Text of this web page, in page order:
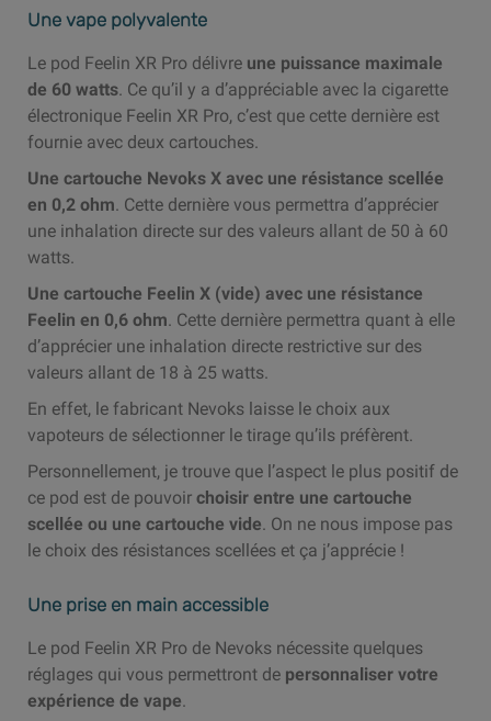
Une vape polyvalente
Le pod Feelin XR Pro délivre une puissance maximale
de 60 watts. Ce qu’il y a d’appréciable avec la cigarette
électronique Feelin XR Pro, c’est que cette dernière est
fournie avec deux cartouches.
Une cartouche Nevoks X avec une résistance scellée
en 0,2 ohm. Cette dernière vous permettra d’apprécier
une inhalation directe sur des valeurs allant de 50 à 60
watts.
Une cartouche Feelin X (vide) avec une résistance
Feelin en 0,6 ohm. Cette dernière permettra quant à elle
d’apprécier une inhalation directe restrictive sur des
valeurs allant de 18 à 25 watts.
En effet, le fabricant Nevoks laisse le choix aux
vapoteurs de sélectionner le tirage qu’ils préfèrent.
Personnellement, je trouve que l’aspect le plus positif de
ce pod est de pouvoir choisir entre une cartouche
scellée ou une cartouche vide. On ne nous impose pas
le choix des résistances scellées et ça j’apprécie !
Une prise en main accessible
Le pod Feelin XR Pro de Nevoks nécessite quelques
réglages qui vous permettront de personnaliser votre
expérience de vape.